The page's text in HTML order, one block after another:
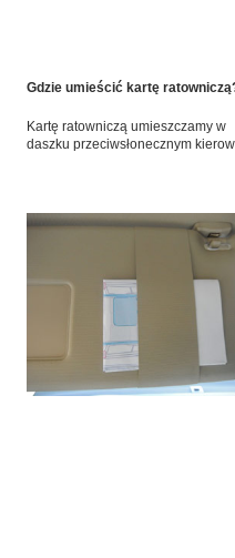
Gdzie umieścić kartę
Kartę ratowniczą umieszczamy w
daszku przeciwsłonecznym